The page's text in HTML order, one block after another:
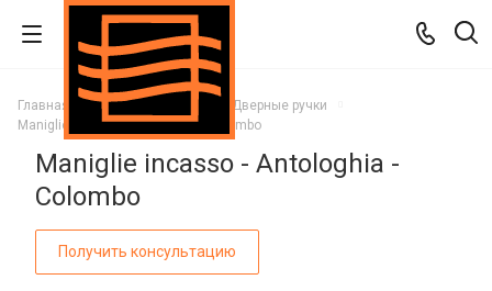
Главная Каталог
Дверные ручки
Maniglie incasso - Antologhia - Colombo
Maniglie incasso - Antologhia -
Colombo
Получить консультацию